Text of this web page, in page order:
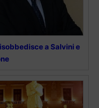
a Salvini e